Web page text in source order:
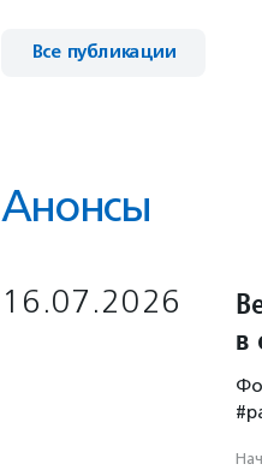
Все публикации
Анонсы
16.07.2026
в